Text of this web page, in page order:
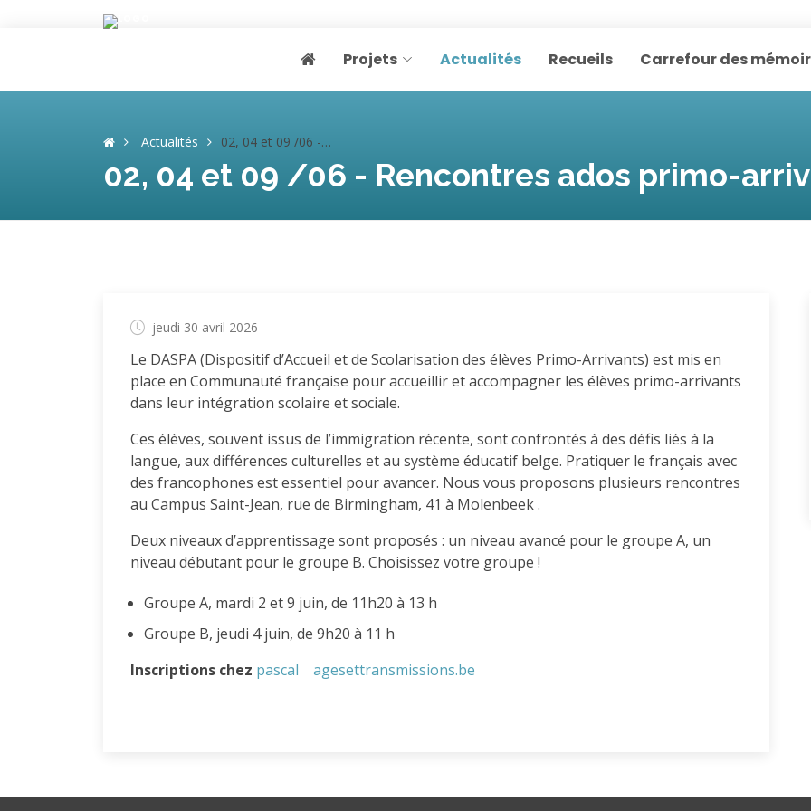
Page home
Projets Actualités Recueils Carrefour des
Actualités 02, 04 et 09 /06 - Rencontres ados primo-arrivants
02, 04 et 09 /06 - Rencontres ados primo-
jeudi 30 avril 2026
Le DASPA (Dispositif d’Accueil et de Scolarisation des élèves Primo-Arrivants) est mis en
place en Communauté française pour accueillir et accompagner les élèves primo-arrivants
dans leur intégration scolaire et sociale.
Ces élèves, souvent issus de l’immigration récente, sont confrontés à des défis liés à la
langue, aux différences culturelles et au système éducatif belge. Pratiquer le français avec
des francophones est essentiel pour avancer. Nous vous proposons plusieurs rencontres
au Campus Saint-Jean, rue de Birmingham, 41 à Molenbeek .
Deux niveaux d’apprentissage sont proposés : un niveau avancé pour le groupe A, un
niveau débutant pour le groupe B. Choisissez votre groupe !
Groupe A, mardi 2 et 9 juin, de 11h20 à 13 h
Groupe B, jeudi 4 juin, de 9h20 à 11 h
Inscriptions chez pascal agesettransmissions.be